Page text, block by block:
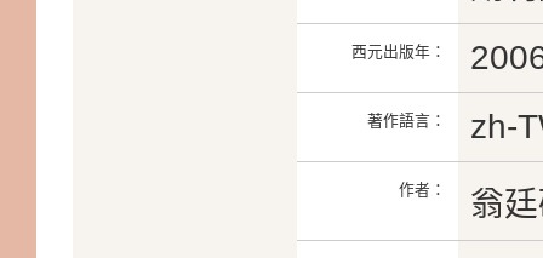
西元出版年：
著作語言： zh-
作者： 翁